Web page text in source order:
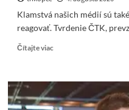
Klamstvá našich médií sú
reagovať. Tvrdenie ČTK,
Čítajte viacRead
Klamstvá
našich
médií